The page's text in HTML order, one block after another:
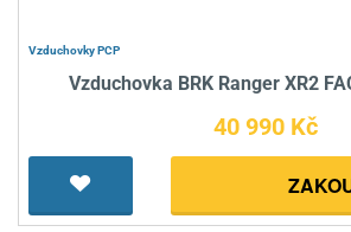
Vzduchovky PCP
Vzduchovka BRK Ranger XR2
40 990 Kč